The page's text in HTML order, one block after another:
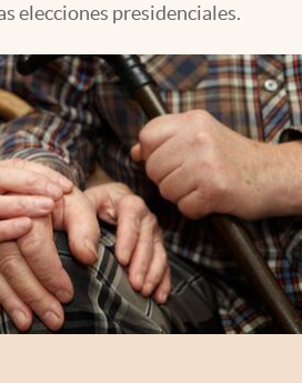
elecciones presidenciales.